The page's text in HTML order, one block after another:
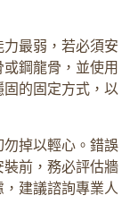
最弱，若必須安
鋼龍骨，並使用
的固定方式，以
掉以輕心。錯誤
前，務必評估牆
建議諮詢專業人